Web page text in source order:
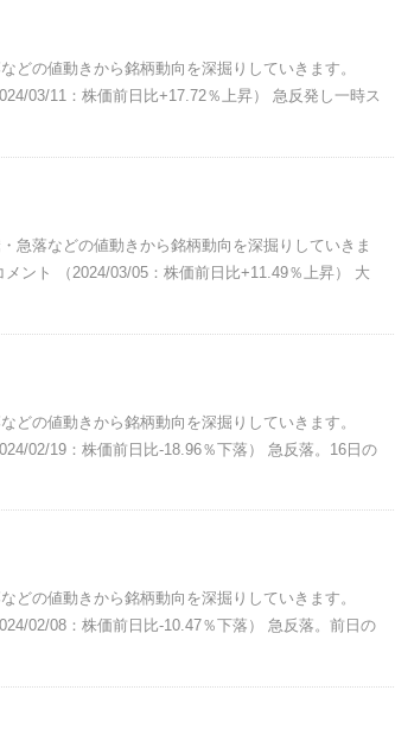
どの値動きから銘柄動向を深掘りしていきます。
03/11：株価前日比+17.72％上昇） 急反発し一時ス
急落などの値動きから銘柄動向を深掘りしていきま
ント （2024/03/05：株価前日比+11.49％上昇） 大
どの値動きから銘柄動向を深掘りしていきます。
02/19：株価前日比-18.96％下落） 急反落。16日の
どの値動きから銘柄動向を深掘りしていきます。
02/08：株価前日比-10.47％下落） 急反落。前日の